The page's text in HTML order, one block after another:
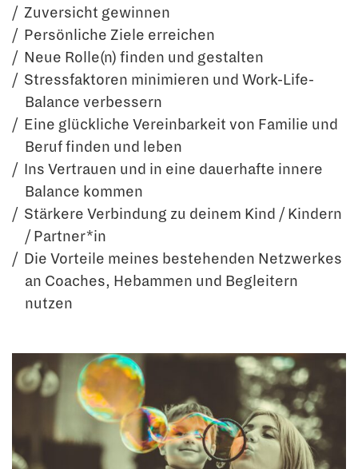
Zuversicht gewinnen
Persönliche Ziele erreichen
Neue Rolle(n) finden und gestalten
Stressfaktoren minimieren und Work-Life-
Balance verbessern
Eine glückliche Vereinbarkeit von Familie und
Beruf finden und leben
Ins Vertrauen und in eine dauerhafte innere
Balance kommen
Stärkere Verbindung zu deinem Kind / Kindern
/ Partner*in
Die Vorteile meines bestehenden Netzwerkes
an Coaches, Hebammen und Begleitern
nutzen